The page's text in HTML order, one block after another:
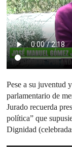
Pese a su juventud
parlamentario de
Jurado recuerda
política” que
Dignidad